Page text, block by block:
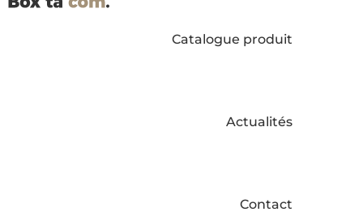
Catalogue produit
Actualités
Contact